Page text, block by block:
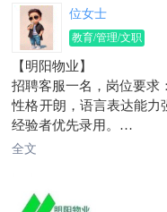
位女士
教育/管理/文职
【明阳物业】
招聘客服一名，岗位要求
性格开朗，语言表达能力
经验者优先录用。
薪资待遇3000-3500元。
信息有效期到2026/05/24
全文